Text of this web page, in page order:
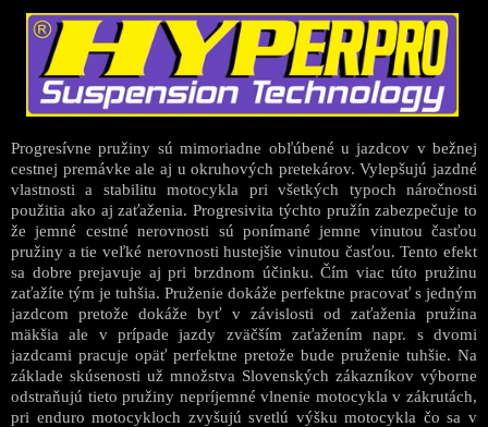
Progresívne pružiny sú mimoriadne obľúbené u jazdcov v bežnej
cestnej premávke ale aj u okruhových pretekárov. Vylepšujú jazdné
vlastnosti a stabilitu motocykla pri všetkých typoch náročnosti
použitia ako aj zaťaženia. Progresivita týchto pružín zabezpečuje to
že jemné cestné nerovnosti sú ponímané jemne vinutou časťou
pružiny a tie veľké nerovnosti hustejšie vinutou časťou. Tento efekt
sa dobre prejavuje aj pri brzdnom účinku. Čím viac túto pružinu
zaťažíte tým je tuhšia. Pruženie dokáže perfektne pracovať s jedným
jazdcom pretože dokáže byť v závislosti od zaťaženia pružina
mäkšia ale v prípade jazdy zväčším zaťažením napr. s dvomi
jazdcami pracuje opäť perfektne pretože bude pruženie tuhšie. Na
základe skúsenosti už množstva Slovenských zákazníkov výborne
odstraňujú tieto pružiny nepríjemné vlnenie motocykla v zákrutách,
pri enduro motocykloch zvyšujú svetlú výšku motocykla čo sa v